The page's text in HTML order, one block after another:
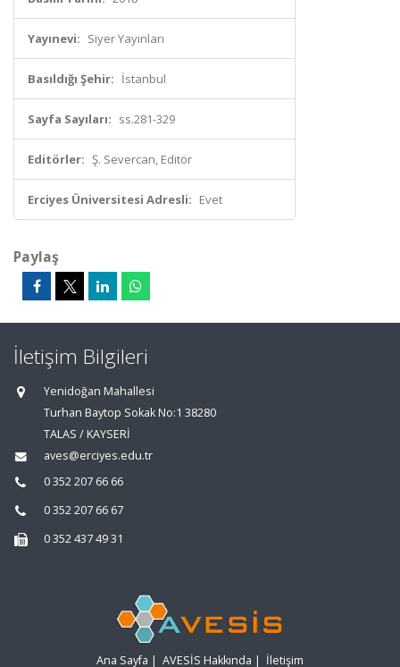
Yayınevi: Siyer Yayınları
Basıldığı Şehir: İstanbul
Sayfa Sayıları: ss.281-329
Editörler: Ş. Severcan, Editör
Erciyes Üniversitesi Adresli: Evet
Paylaş
İletişim Bilgileri
Yenidoğan Mahallesi
Turhan Baytop Sokak No:1 38280
TALAS / KAYSERİ
aves@erciyes.edu.tr
0 352 207 66 66
0 352 207 66 67
0 352 437 49 31
Ana Sayfa | AVESİS Hakkında | İletişim